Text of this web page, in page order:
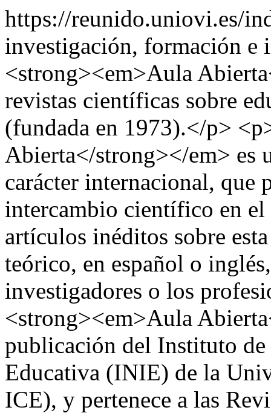
https://reunido.uniovi.es/
investigación, formación e
<strong><em>Aula
revistas científicas sobre
(fundada en 1973).</p>
Abierta</strong></em> es
carácter internacional, que
intercambio científico en
artículos inéditos sobre
teórico, en español o
investigadores o los
<strong><em>Aula
publicación del Instituto
Educativa (INIE) de la
ICE), y pertenece a las